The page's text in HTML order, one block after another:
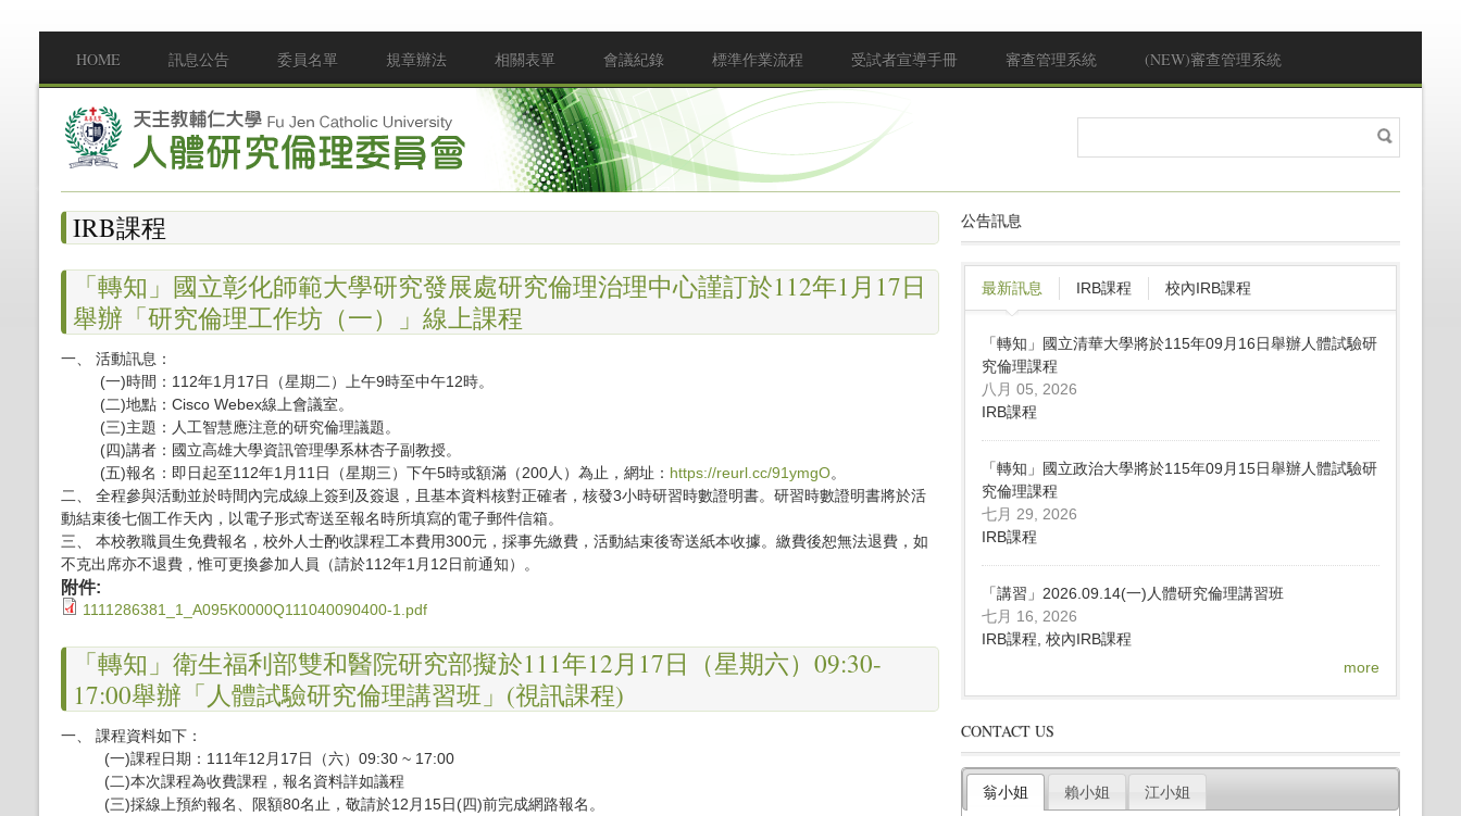
Main menu
HOME 訊息公告 委員名單 規章辦法 相關表單 會議紀錄 標準作業流程 受試者宣導手冊 審查管理系統 (NEW)審查管理系統
搜尋表單
搜
尋
IRB課程
「轉知」國立彰化師範大學研究發展處研究倫理治理中心謹訂於112年1月17日
舉辦「研究倫理工作坊（一）」線上課程
一、 活動訊息：
(一)時間：112年1月17日（星期二）上午9時至中午12時。
(二)地點：Cisco Webex線上會議室。
(三)主題：人工智慧應注意的研究倫理議題。
(四)講者：國立高雄大學資訊管理學系林杏子副教授。
(五)報名：即日起至112年1月11日（星期三）下午5時或額滿（200人）為止，網址： https://reurl.cc/91ymgO。
二、 全程參與活動並於時間內完成線上簽到及簽退，且基本資料核對正確者，核發3小時研習時數證明書。研習時數證明書將於活
動結束後七個工作天內，以電子形式寄送至報名時所填寫的電子郵件信箱。
三、 本校教職員生免費報名，校外人士酌收課程工本費用300元，採事先繳費，活動結束後寄送紙本收據。繳費後恕無法退費，如
不克出席亦不退費，惟可更換參加人員（請於112年1月12日前通知）。
附件:
1111286381_1_A095K0000Q111040090400-1.pdf
「轉知」衛生福利部雙和醫院研究部擬於111年12月17日（星期六）09:30-
17:00舉辦「人體試驗研究倫理講習班」(視訊課程)
一、 課程資料如下：
(一)課程日期：111年12月17日（六）09:30 ~ 17:00
(二)本次課程為收費課程，報名資料詳如議程
(三)採線上預約報名、限額80名止，敬請於12月15日(四)前完成網路報名。
公告訊息
最新訊息 IRB課程 校內IRB課程
「轉知」國立清華大學將於115年09月16日舉辦人體試驗研
究倫理課程
八月 05, 2026
IRB課程
「轉知」國立政治大學將於115年09月15日舉辦人體試驗研
究倫理課程
七月 29, 2026
IRB課程
「講習」2026.09.14(一)人體研究倫理講習班
七月 16, 2026
IRB課程, 校內IRB課程
more
CONTACT US
翁小姐 賴小姐 江小姐